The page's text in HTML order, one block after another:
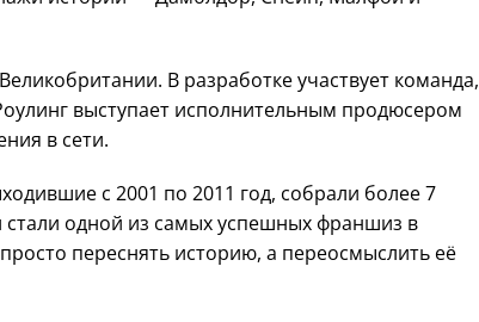
В разработке участвует команда,
выступает исполнительным продюсером
в сети.
с 2001 по 2011 год, собрали более 7
одной из самых успешных франшиз в
переснять историю, а переосмыслить её